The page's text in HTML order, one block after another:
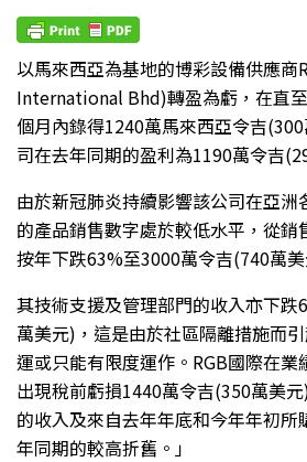
以馬來西亞為基地的博彩設備供應商
International Bhd)轉盈為虧，在直
個月內錄得1240萬馬來西亞令吉
司在去年同期的盈利為1190萬令吉
由於新冠肺炎持續影響該公司在亞洲
的產品銷售數字處於較低水平，從銷
按年下跌63%至3000萬令吉(740萬美
其技術支援及管理部門的收入亦下
萬美元)，這是由於社區隔離措施而
運或只能有限度運作。RGB國際在
出現稅前虧損1440萬令吉(350萬美
的收入及來自去年年底和今年年初所
年同期的較高折舊。」